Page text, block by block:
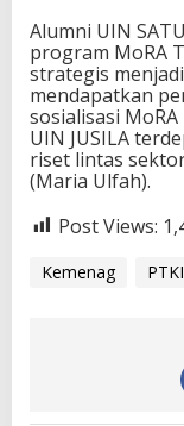
Alumni UIN
program MoRA
strategis
mendapatkan
sosialisasi
UIN JUSILA
riset lintas
(Maria Ulfah).
Post Views:
Kemenag PTKI